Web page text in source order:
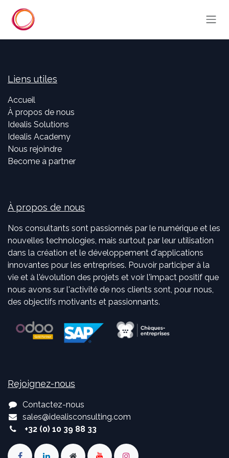
Liens utiles
Accueil
À propos de nous
Idealis Solutions
Idealis Academy
Nous rejoindre
Become a partner
À propos de nous
Nos consultants sont passionnés par le numérique et les
nouvelles technologies, mais surtout par leur utilisation
dans la création et le développement d'applications
innovantes pour les entreprises. Pouvoir participer à la
vie et à l'évolution des projets et voir l'impact positif que
nous avons sur l'activité de nos clients sont, pour nous,
des objectifs motivants et passionnants.
Rejoignez-nous
Contactez-nous
sales@idealisconsulting.com
+32 (0) 10 39 88 33